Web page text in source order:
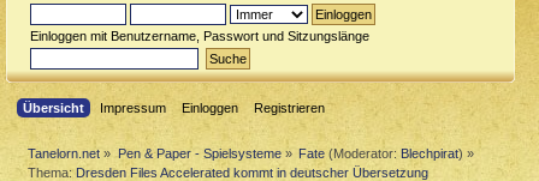
Einloggen mit Benutzername, Passwort und Sitzungslänge
Übersicht Impressum Einloggen Registrieren
Tanelorn.net » Pen & Paper - Spielsysteme» Fate (Moderator: Blechpirat) »
Thema: Dresden Files Accelerated kommt in deutscher Übersetzung